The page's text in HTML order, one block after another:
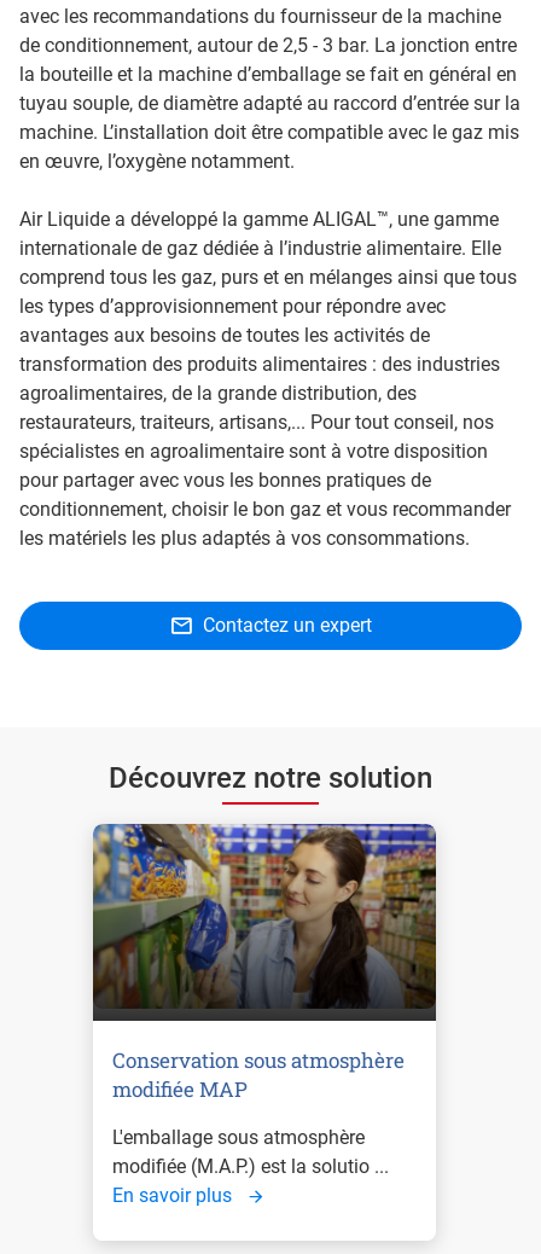
avec les recommandations du fournisseur de la machine
de conditionnement, autour de 2,5 - 3 bar. La jonction entre
la bouteille et la machine d’emballage se fait en général en
tuyau souple, de diamètre adapté au raccord d’entrée sur la
machine. L’installation doit être compatible avec le gaz mis
en œuvre, l’oxygène notamment.
Air Liquide a développé la gamme ALIGAL™, une gamme
internationale de gaz dédiée à l’industrie alimentaire. Elle
comprend tous les gaz, purs et en mélanges ainsi que tous
les types d’approvisionnement pour répondre avec
avantages aux besoins de toutes les activités de
transformation des produits alimentaires : des industries
agroalimentaires, de la grande distribution, des
restaurateurs, traiteurs, artisans,... Pour tout conseil, nos
spécialistes en agroalimentaire sont à votre disposition
pour partager avec vous les bonnes pratiques de
conditionnement, choisir le bon gaz et vous recommander
les matériels les plus adaptés à vos consommations.
Contactez un expert
Découvrez notre solution
Conservation sous atmosphère
modifiée MAP
L'emballage sous atmosphère
modifiée (M.A.P.) est la solutio ...
En savoir plus